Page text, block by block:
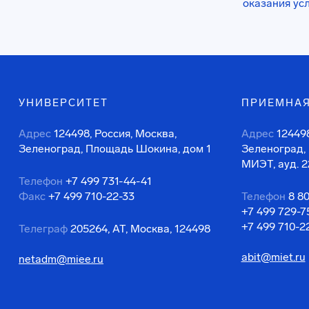
оказания
УНИВЕРСИТЕТ
Адрес 124498, Россия, Москва,
Зеленоград, Площадь Шокина, дом 1
Телефон +7 499 731-44-41
Факс +7 499 710-22-33
Телеграф 205264, АТ, Москва, 124498
netadm@miee.ru
Адрес
МИЭТ, ауд.
Телефон 8
+7 499 729-
+7 499 710-
abit@miet.ru